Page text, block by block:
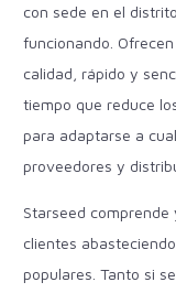
con sede en el
funcionando.
calidad, rápido y
tiempo que reduce
para adaptarse a
proveedores y
Starseed
clientes
populares. Tanto si